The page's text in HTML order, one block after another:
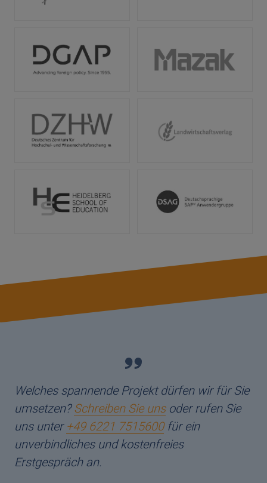
Welches spannende Projekt dürfen wir für Sie
umsetzen? Schreiben Sie unsoder rufen Sie
uns unter +49 6221 7515600für ein
unverbindliches und kostenfreies
Erstgespräch an.